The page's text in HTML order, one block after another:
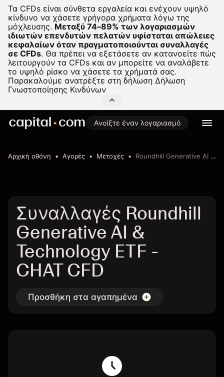
Τα CFDs είναι σύνθετα εργαλεία και ενέχουν υψηλό
κίνδυνο να χάσετε γρήγορα χρήματα λόγω της
μόχλευσης. Μεταξύ 74–89% των λογαριασμών
ιδιωτών επενδυτών πελατών υφίσταται απώλειες
κεφαλαίων όταν πραγματοποιούνται συναλλαγές
σε CFDs. Θα πρέπει να εξετάσετε αν κατανοείτε πώς
λειτουργούν τα CFDs και αν μπορείτε να αναλάβετε
το υψηλό ρίσκο να χάσετε τα χρήματά σας.
Παρακαλούμε ανατρέξτε στη δήλωση Δήλωση
Γνωστοποίησης Κινδύνων
Ανοίξτε έναν λογαριασμό
Αρχική οθόνη Αγορές Μετοχές Roundhill Generative AI & Technology ETF
Συναλλαγές Roundhill
Generative AI &
Technology ETF -
CHAT CFD
Προσθήκη στα αγαπημένα